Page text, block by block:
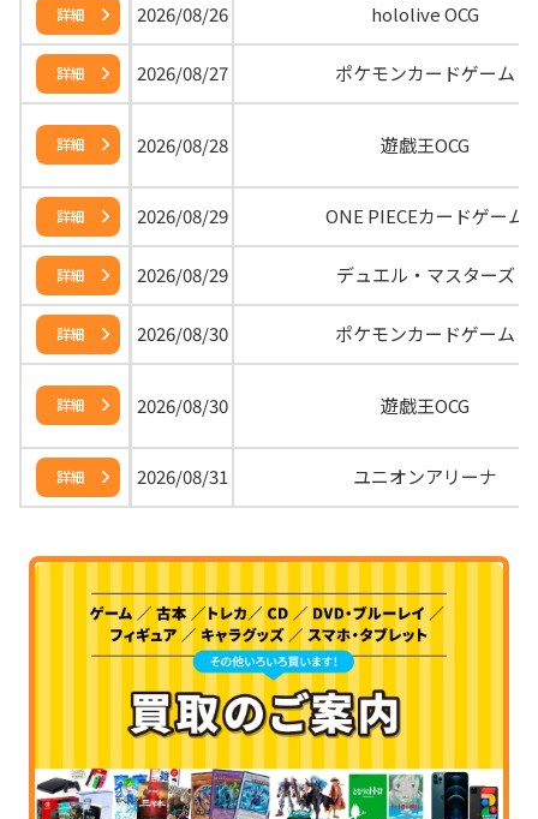
詳細 2026/08/26 hololive OCG
詳細 2026/08/27 ポケモンカードゲーム
詳細 2026/08/28 遊戯王OCG
詳細 2026/08/29 ONE PIECEカードゲーム
詳細 2026/08/29 デュエル・マスターズ
詳細 2026/08/30 ポケモンカードゲーム
詳細 2026/08/30 遊戯王OCG
詳細 2026/08/31 ユニオンアリーナ